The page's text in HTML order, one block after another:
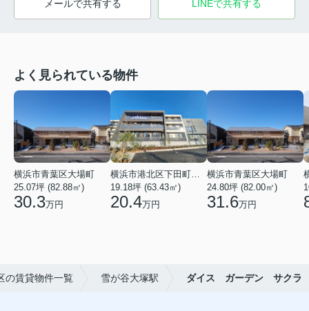
メールで共有する LINEで共有する
よく見られている物件
横浜市青葉区大場町
25.07坪 (82.88㎡)
30.3万円
19.18坪 (63.43㎡)
20.4万円
横浜市青葉区大場町
24.80坪 (82.00㎡)
31.6万円
の賃貸物件一覧 雪が谷大塚駅 ダイス ガーデン サクラ